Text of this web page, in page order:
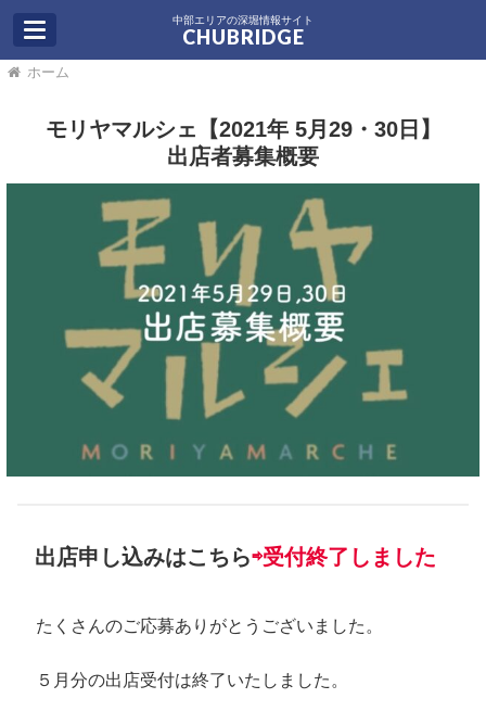
中部エリアの深堀情報サイト
CHUBRIDGE
ホーム
モリヤマルシェ【2021年 5月29・30日】
出店者募集概要
出店申し込みはこちら⇨受付終了しました
たくさんのご応募ありがとうございました。
５月分の出店受付は終了いたしました。